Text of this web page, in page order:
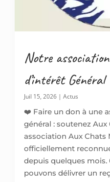
Notre
d’intérêt Général
Juil 15, 2026 | Actus
❤️ Faire un don à une
général : soutenez
association Aux Chats
officiellement
depuis quelques mois.
pouvons délivrer un